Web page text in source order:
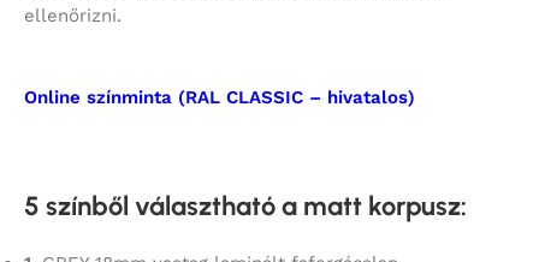
ellenőrizni.
Online színminta (RAL CLASSIC – hivatalos)
5 színből választható a matt korpusz: